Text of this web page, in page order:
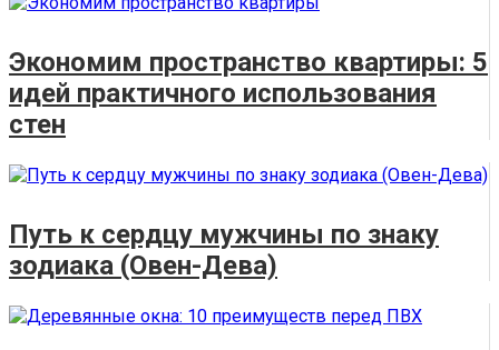
Экономим пространство квартиры: 5
идей практичного использования
стен
Путь к сердцу мужчины по знаку
зодиака (Овен-Дева)